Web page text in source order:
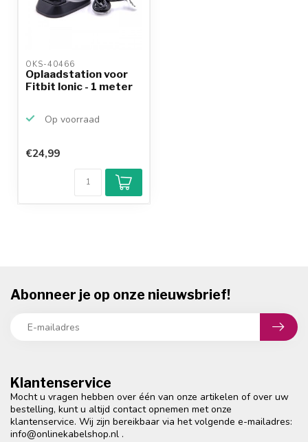
OKS-40466
Oplaadstation voor
Fitbit Ionic - 1 meter
Op voorraad
€24,99
Klantenservice
Mocht u vragen hebben over één van onze artikelen of over uw
bestelling, kunt u altijd contact opnemen met onze
klantenservice. Wij zijn bereikbaar via het volgende e-mailadres:
info@onlinekabelshop.nl .
Abonneer je op onze nieuwsbrief!